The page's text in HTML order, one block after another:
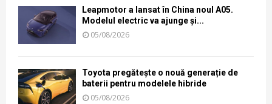
Leapmotor a lansat în China noul A05.
Modelul electric va ajunge și...
05/08/2026
Toyota pregătește o nouă generație de
baterii pentru modelele hibride
05/08/2026